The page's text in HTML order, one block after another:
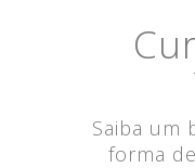
Saiba um
forma